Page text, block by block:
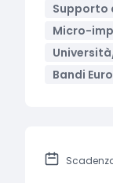
Supporto
Micro-
Bandi